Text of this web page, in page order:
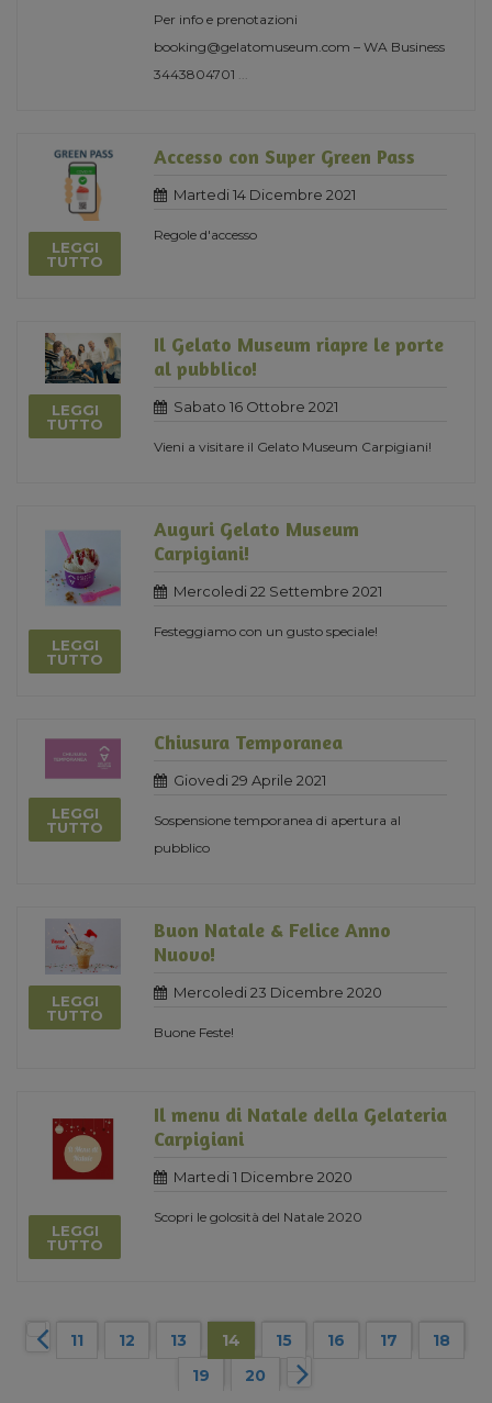
Per info e prenotazioni
booking@gelatomuseum.com – WA Business
3443804701
LEGGI
TUTTO
Accesso con Super Green Pass
Martedi 14 Dicembre 2021
Regole d'accesso
LEGGI
TUTTO
Il Gelato Museum riapre le porte
al pubblico!
Sabato 16 Ottobre 2021
Vieni a visitare il Gelato Museum Carpigiani!
LEGGI
TUTTO
Auguri Gelato Museum
Carpigiani!
Mercoledi 22 Settembre 2021
Festeggiamo con un gusto speciale!
LEGGI
TUTTO
Chiusura Temporanea
Giovedi 29 Aprile 2021
Sospensione temporanea di apertura al
pubblico
LEGGI
TUTTO
Buon Natale & Felice Anno
Nuovo!
Mercoledi 23 Dicembre 2020
Buone Feste!
LEGGI
TUTTO
Il menu di Natale della Gelateria
Carpigiani
Martedi 1 Dicembre 2020
Scopri le golosità del Natale 2020
11 12 13 14 15 16 17
18
19
20